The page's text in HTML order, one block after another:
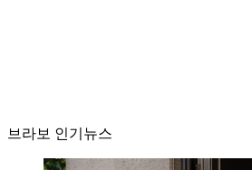
브라보 인기뉴스